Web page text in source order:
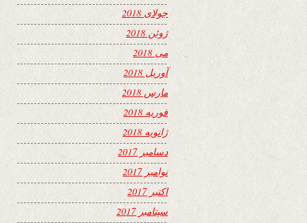
جولای 2018
ژوئن 2018
می 2018
آوریل 2018
مارس 2018
فوریه 2018
ژانویه 2018
دسامبر 2017
نوامبر 2017
اکتبر 2017
سپتامبر 2017